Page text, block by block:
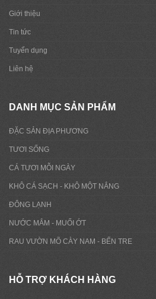
Giới thiệu
Tin tức
Tuyển dụng
Liên hệ
DANH MỤC SẢN PHẨM
ĐẶC SẢN ĐỊA PHƯƠNG
TƯƠI SỐNG
CÁ TƯƠI MỖI NGÀY
KHÔ CÁ SẠCH - KHÔ MỘT NẮNG
ĐÔNG LẠNH
NƯỚC MẮM - MUỐI ỚT
RAU VƯỜN MÕ CÀY NAM - BẾN TRE
HỖ TRỢ KHÁCH HÀNG